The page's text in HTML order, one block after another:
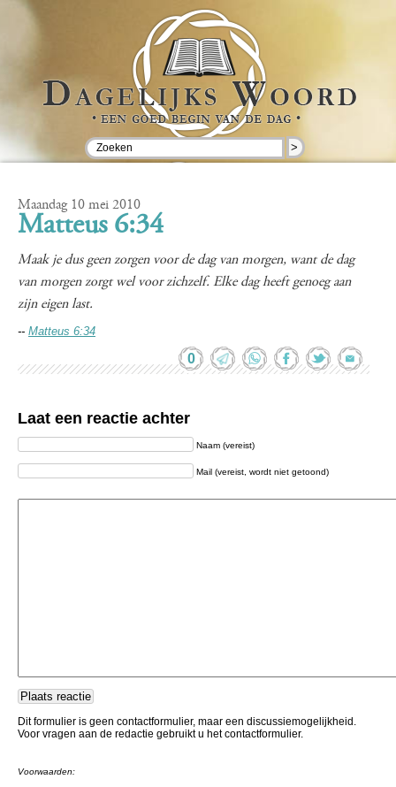
>
Maandag 10 mei 2010
Matteus 6:34
Maak je dus geen zorgen voor de dag van morgen, want de dag
van morgen zorgt wel voor zichzelf. Elke dag heeft genoeg aan
zijn eigen last.
-- Matteus 6:34
0
Laat een reactie achter
Naam (vereist)
Mail (vereist, wordt niet getoond)
Dit formulier is geen contactformulier, maar een discussiemogelijkheid.
Voor vragen aan de redactie gebruikt u het contactformulier.
Voorwaarden: